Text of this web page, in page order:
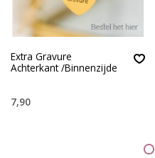
Extra Gravure
Achterkant /Binnenzijde
7,90